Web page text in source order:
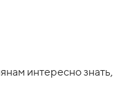
интересно